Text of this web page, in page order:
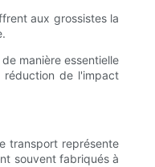
aux grossistes la
manière essentielle
réduction de l'impact
transport représente
souvent fabriqués à